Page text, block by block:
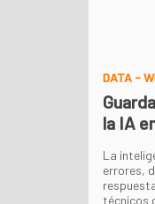
DATA -
la IA
La
errores,
técnicos